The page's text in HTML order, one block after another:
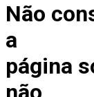
Não
a
página